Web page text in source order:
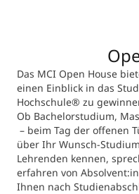
Das MCI Open House
einen Einblick in das
Hochschule® zu
Ob Bachelorstudium,
– beim Tag der offenen
über Ihr Wunsch-
Lehrenden kennen,
erfahren von
Ihnen nach